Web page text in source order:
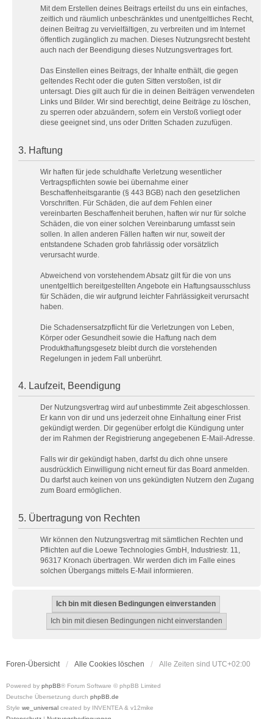
Mit dem Erstellen deines Beitrags erteilst du uns ein einfaches,
zeitlich und räumlich unbeschränktes und unentgeltliches Recht,
deinen Beitrag zu vervielfältigen, zu verbreiten und im Internet
öffentlich zugänglich zu machen. Dieses Nutzungsrecht besteht
auch nach der Beendigung dieses Nutzungsvertrages fort.
Das Einstellen eines Beitrags, der Inhalte enthält, die gegen
geltendes Recht oder die guten Sitten verstoßen, ist dir
untersagt. Dies gilt auch für die in deinen Beiträgen verwendeten
Links und Bilder. Wir sind berechtigt, deine Beiträge zu löschen,
zu sperren oder abzuändern, sofern ein Verstoß vorliegt oder
diese geeignet sind, uns oder Dritten Schaden zuzufügen.
3. Haftung
Wir haften für jede schuldhafte Verletzung wesentlicher
Vertragspflichten sowie bei übernahme einer
Beschaffenheitsgarantie (§ 443 BGB) nach den gesetzlichen
Vorschriften. Für Schäden, die auf dem Fehlen einer
vereinbarten Beschaffenheit beruhen, haften wir nur für solche
Schäden, die von einer solchen Vereinbarung umfasst sein
sollen. In allen anderen Fällen haften wir nur, soweit der
entstandene Schaden grob fahrlässig oder vorsätzlich
verursacht wurde.
Abweichend von vorstehendem Absatz gilt für die von uns
unentgeltlich bereitgestellten Angebote ein Haftungsausschluss
für Schäden, die wir aufgrund leichter Fahrlässigkeit verursacht
haben.
Die Schadensersatzpflicht für die Verletzungen von Leben,
Körper oder Gesundheit sowie die Haftung nach dem
Produkthaftungsgesetz bleibt durch die vorstehenden
Regelungen in jedem Fall unberührt.
4. Laufzeit, Beendigung
Der Nutzungsvertrag wird auf unbestimmte Zeit abgeschlossen.
Er kann von dir und uns jederzeit ohne Einhaltung einer Frist
gekündigt werden. Dir gegenüber erfolgt die Kündigung unter
der im Rahmen der Registrierung angegebenen E-Mail-Adresse.
Falls wir dir gekündigt haben, darfst du dich ohne unsere
ausdrücklich Einwilligung nicht erneut für das Board anmelden.
Du darfst auch keinen von uns gekündigten Nutzern den Zugang
zum Board ermöglichen.
5. Übertragung von Rechten
Wir können den Nutzungsvertrag mit sämtlichen Rechten und
Pflichten auf die Loewe Technologies GmbH, Industriestr. 11,
96317 Kronach übertragen. Wir werden dich im Falle eines
solchen Übergangs mittels E-Mail informieren.
Foren-Übersicht Alle Cookies löschen Alle Zeiten sind UTC+02:00
Powered by phpBB® Forum Software © phpBB Limited
Deutsche Übersetzung durch phpBB.de
Style we_universal created by INVENTEA & v12mike